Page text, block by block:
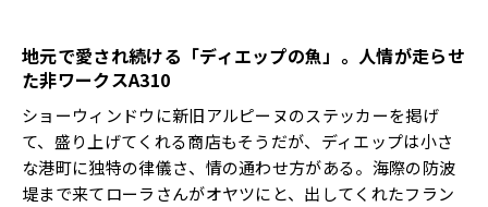
地元で愛され続ける「ディエップの魚」。人情が走らせ
た非ワークスA310
ショーウィンドウに新旧アルピーヌのステッカーを掲げ
て、盛り上げてくれる商店もそうだが、ディエップは小さ
な港町に独特の律儀さ、情の通わせ方がある。海際の防波
堤まで来てローラさんがオヤツにと、出してくれたフラン